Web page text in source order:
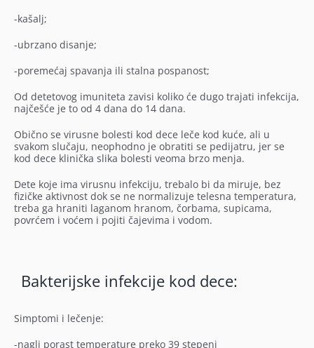
-kašalj;
-ubrzano disanje;
-poremećaj spavanja ili stalna pospanost;
Od detetovog imuniteta zavisi koliko će dugo trajati infekcija,
najčešće je to od 4 dana do 14 dana.
Obično se virusne bolesti kod dece leče kod kuće, ali u
svakom slučaju, neophodno je obratiti se pedijatru, jer se
kod dece klinička slika bolesti veoma brzo menja.
Dete koje ima virusnu infekciju, trebalo bi da miruje, bez
fizičke aktivnost dok se ne normalizuje telesna temperatura,
treba ga hraniti laganom hranom, čorbama, supicama,
povrćem i voćem i pojiti čajevima i vodom.
Bakterijske infekcije kod dece:
Simptomi i lečenje:
-nagli porast temperature preko 39 stepeni